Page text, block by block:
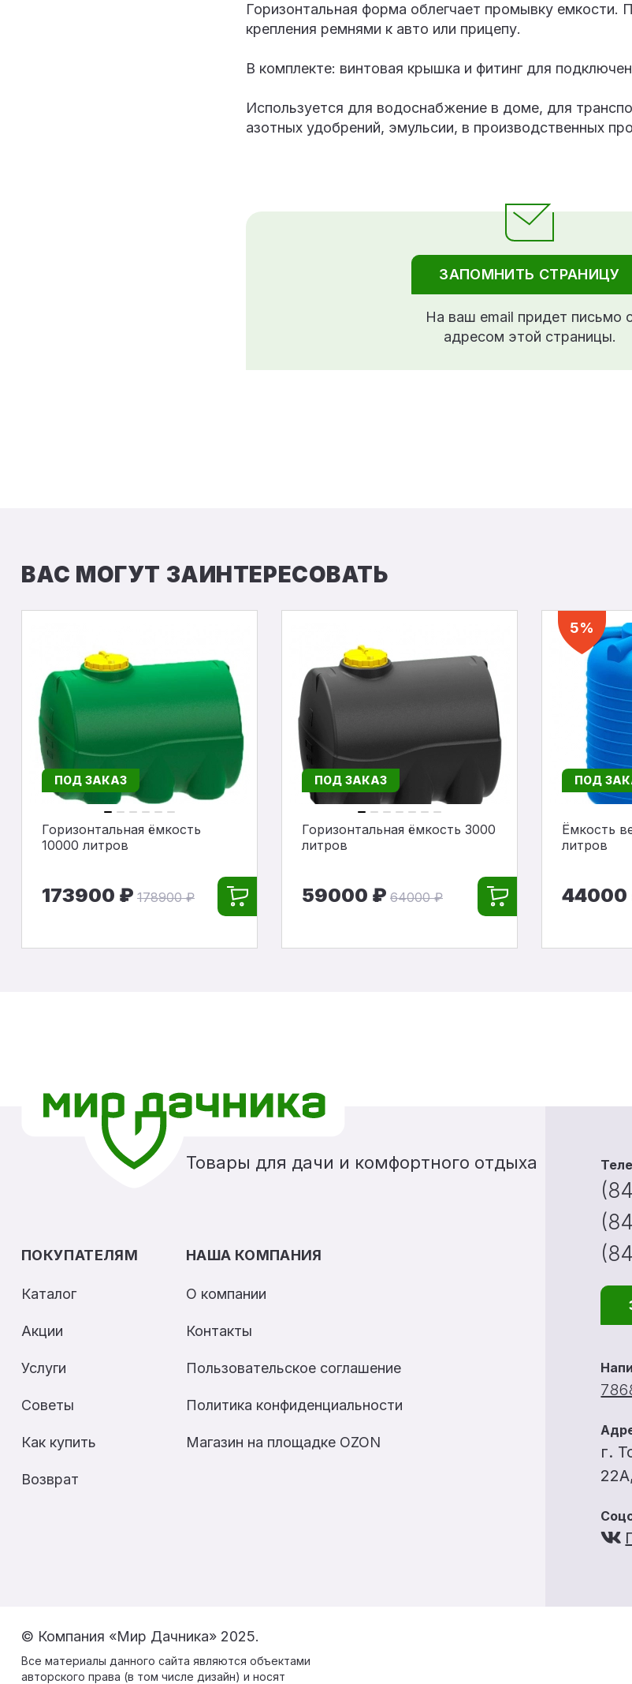
Горизонтальная форма облегчает промывку емкости.
крепления ремнями к авто или прицепу.
В комплекте: винтовая крышка и фитинг для
Используется для водоснабжение в доме, для
азотных удобрений, эмульсии, в производственных
ЗАПОМНИТЬ СТРАНИЦУ
На ваш email придет письмо
адресом этой страницы.
ВАС МОГУТ ЗАИНТЕРЕСОВАТЬ
ПОД ЗАКАЗ
Горизонтальная ёмкость
10000 литров
173900 ₽ 178900 ₽
ПОД ЗАКАЗ
Горизонтальная ёмкость 3000
литров
59000 ₽ 64000 ₽
5%
ПОД
Ёмкость
литров
44000
Товары для дачи и комфортного отдыха
ПОКУПАТЕЛЯМ
Каталог
Акции
Услуги
Советы
Как купить
Возврат
НАША КОМПАНИЯ
О компании
Контакты
Пользовательское соглашение
Политика конфиденциальности
Магазин на площадке OZON
г.
© Компания «Мир Дачника» 2025.
Все материалы данного сайта являются объектами
авторского права (в том числе дизайн) и носят